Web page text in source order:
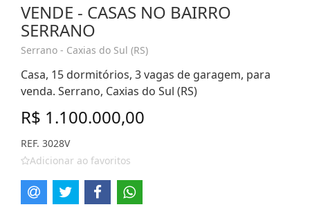
VENDE - CASAS NO BAIRRO
SERRANO
Serrano - Caxias do Sul (RS)
Casa, 15 dormitórios, 3 vagas de garagem, para
venda. Serrano, Caxias do Sul (RS)
R$ 1.100.000,00
REF. 3028V
Adicionar ao favoritos